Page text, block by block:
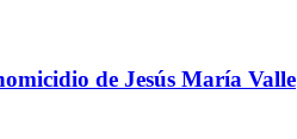
de Jesús María Valle